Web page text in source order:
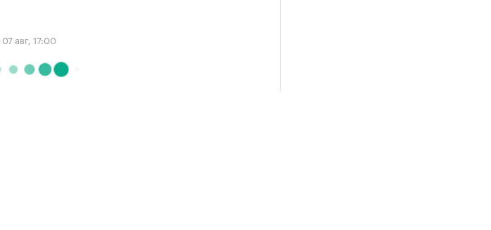
07 авг, 17:00